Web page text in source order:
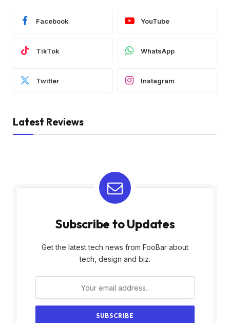
Facebook YouTube
TikTok WhatsApp
Twitter Instagram
Latest Reviews
Subscribe to Updates
Get the latest tech news from FooBar about
tech, design and biz.